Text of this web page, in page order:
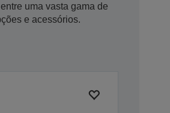
uma vasta gama de
e acessórios.